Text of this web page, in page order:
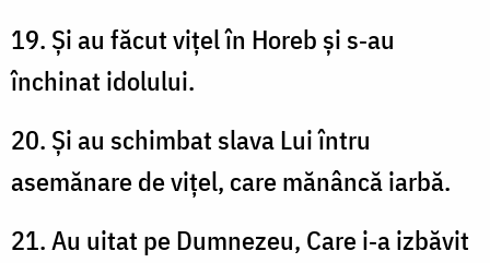
19. Și au făcut vițel în Horeb și s‑au
închinat idolului.
20. Și au schimbat slava Lui întru
asemănare de vițel, care mănâncă iarbă.
21. Au uitat pe Dumnezeu, Care i‑a izbăvit